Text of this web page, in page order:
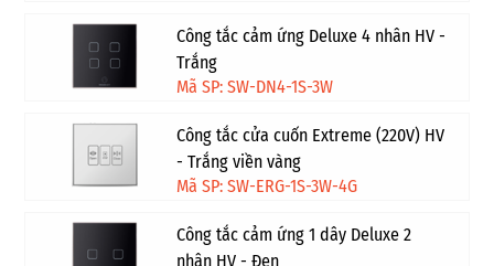
Công tắc cảm ứng Deluxe 4 nhân HV -
Trắng
Mã SP: SW-DN4-1S-3W
Công tắc cửa cuốn Extreme (220V) HV
- Trắng viền vàng
Mã SP: SW-ERG-1S-3W-4G
Công tắc cảm ứng 1 dây Deluxe 2
nhân HV - Đen